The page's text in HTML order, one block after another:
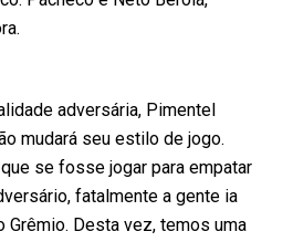
adversária, Pimentel
mudará seu estilo de jogo.
se fosse jogar para empatar
fatalmente a gente ia
Grêmio. Desta vez, temos uma